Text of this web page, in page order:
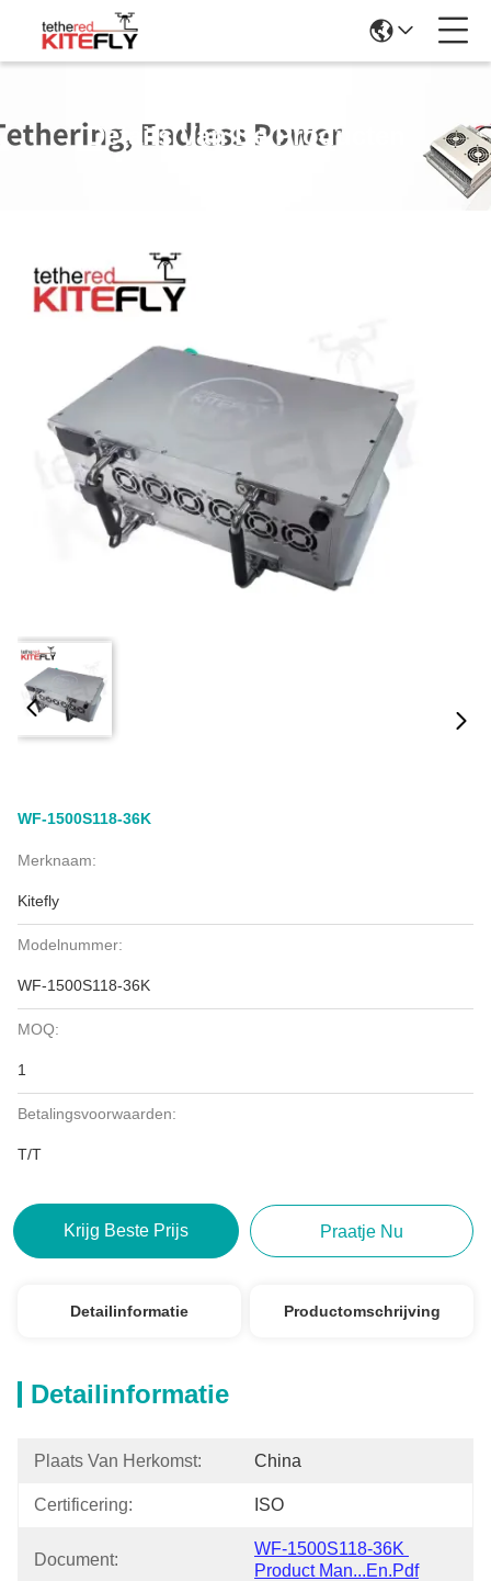
Details Van De Producten
WF-1500S118-36K
Merknaam:
Kitefly
Modelnummer:
WF-1500S118-36K
MOQ:
1
Betalingsvoorwaarden:
T/T
Krijg Beste Prijs Praatje Nu
Detailinformatie Productomschrijving
Detailinformatie
Plaats Van Herkomst: China
Certificering: ISO
Document:
WF-1500S118-36K
Product Man...en.pdf